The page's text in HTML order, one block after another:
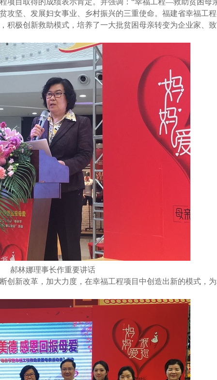
项目取得的成绩表示肯定。并强调：“幸福工程—救助贫困母
攻坚、发展妇女事业、乡村振兴的三重使命。福建省幸福工
积极创新救助模式，培养了一大批贫困母亲转变为企业家、
郝林娜理事长作重要讲话
创新改革，加大力度，在幸福工程项目中创造出新的模式，